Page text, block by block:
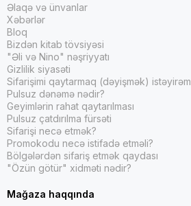
Əlaqə və ünvanlar
Xəbərlər
Bloq
Bizdən kitab tövsiyəsi
"Əli və Nino" nəşriyyatı
Gizlilik siyasəti
Sifarişimi qaytarmaq (dəyişmək) istəyirəm
Pulsuz dənəmə nədir?
Geyimlərin rahat qaytarılması
Pulsuz çatdırılma fürsəti
Sifarişi necə etmək?
Promokodu necə istifadə etməli?
Bölgələrdən sifariş etmək qaydası
"Özün götür" xidməti nədir?
Mağaza haqqında